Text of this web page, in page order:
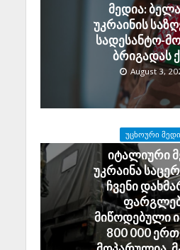
მედია:
უკრაინის
სადესანტო-
ბრიგადას
August 3,
ᲣᲪᲮᲝᲣᲠᲘ
იტალიური
უკრაინა
ჩვენი
მიწოდებული
800 000